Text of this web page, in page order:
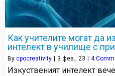
Как учителите могат да
интелект в училище с
By cpocreativity 3 фев., 23 4
Изкуственият интелект